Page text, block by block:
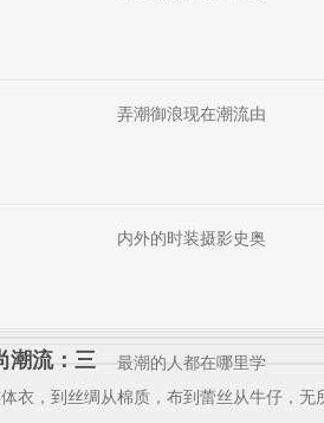
弄潮御浪现在潮流由
内外的时装摄影史奥
最潮的人都在哪里学
潮流：三
衣，到丝绸从棉质，布到蕾丝从牛仔，